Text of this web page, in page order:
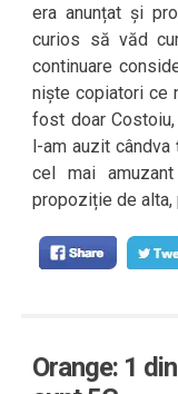
era anunțat și
curios să văd
continuare
niște copiatori ce
fost doar
l-am auzit
cel mai
propoziție de alta,
Orange: 1